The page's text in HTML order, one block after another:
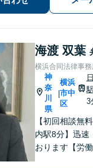
問題にワンス
B面談対応】【
海渡 双葉
横浜合同法律事
神
奈
川
県
|
横浜
市中
区
駅
3
【初回相談無
内駅8分】迅速
おります【労